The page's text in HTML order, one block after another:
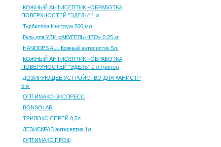
КОЖНЫЙ АНТИСЕПТИК +ОБРАБОТКА
ПОВЕРХНОСТЕЙ "ЭДЕЛЬ" 1 л
Турбиллон Инструм 500 мл
Гель для УЗИ «АКУГЕЛЬ-НЕО» 0,25 кг
HANDDES ALL Кожный антисептик 5л.
КОЖНЫЙ АНТИСЕПТИК +ОБРАБОТКА
ПОВЕРХНОСТЕЙ "ЭДЕЛЬ" 1 л Триггер
ДОЗИРУЮЩЕЕ УСТРОЙСТВО ДЛЯ КАНИСТР
5 кг
ОПТИМАКС-ЭКСПРЕСС
BONSOLAR
ТРИЛОКС СПРЕЙ 0,5л
ДЕЗИСКРАБ антисептик 1л
ОПТИМАКС ПРОФ